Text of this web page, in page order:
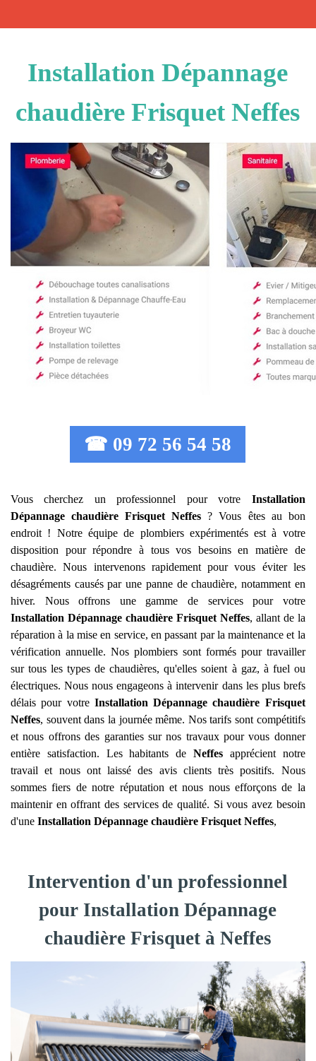
Installation Dépannage
chaudière Frisquet Neffes
☎ 09 72 56 54 58
Vous cherchez un professionnel pour votre Installation
Dépannage chaudière Frisquet Neffes ? Vous êtes au bon
endroit ! Notre équipe de plombiers expérimentés est à votre
disposition pour répondre à tous vos besoins en matière de
chaudière. Nous intervenons rapidement pour vous éviter les
désagréments causés par une panne de chaudière, notamment en
hiver. Nous offrons une gamme de services pour votre
Installation Dépannage chaudière Frisquet Neffes, allant de la
réparation à la mise en service, en passant par la maintenance et la
vérification annuelle. Nos plombiers sont formés pour travailler
sur tous les types de chaudières, qu'elles soient à gaz, à fuel ou
électriques. Nous nous engageons à intervenir dans les plus brefs
délais pour votre Installation Dépannage chaudière Frisquet
Neffes, souvent dans la journée même. Nos tarifs sont compétitifs
et nous offrons des garanties sur nos travaux pour vous donner
entière satisfaction. Les habitants deNeffes apprécient notre
travail et nous ont laissé des avis clients très positifs. Nous
sommes fiers de notre réputation et nous nous efforçons de la
maintenir en offrant des services de qualité. Si vous avez besoin
d'une Installation Dépannage chaudière Frisquet Neffes,
Intervention d'un professionnel
pour Installation Dépannage
chaudière Frisquet à Neffes